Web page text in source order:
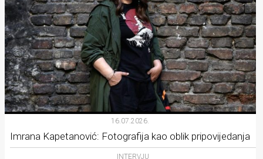
16.07.2026.
Imrana Kapetanović: Fotografija kao oblik pripovijedanja
INTERVJU